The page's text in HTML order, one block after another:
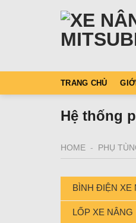
TRANG CHỦ
Hệ thống
HOME - PHỤ
BÌNH ĐIỆN XE
LỐP XE NÂNG